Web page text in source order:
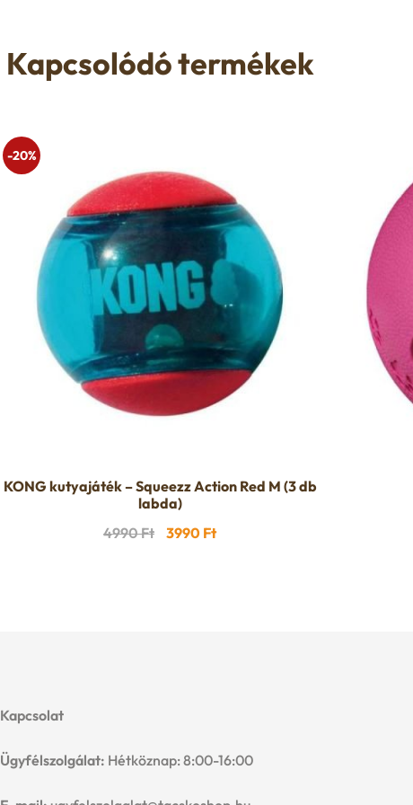
Kapcsolódó termékek
-20%
KONG kutyajáték – Squeezz Action Red M (3 db
labda)
4990Ft Original
3990 FtCurrent
Kapcsolat
Ügyfélszolgálat: Hétköznap: 8:00-16:00